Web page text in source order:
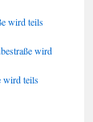
wird teils
wird
wird teils